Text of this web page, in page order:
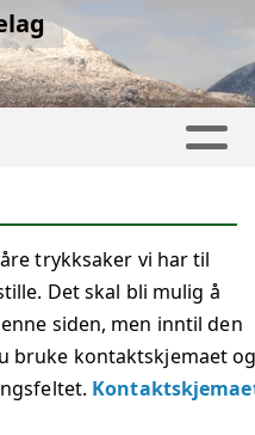
trykksaker vi har til
Det skal bli mulig å
siden, men inntil den
bruke kontaktskjemaet